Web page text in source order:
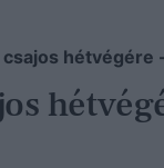
csajos